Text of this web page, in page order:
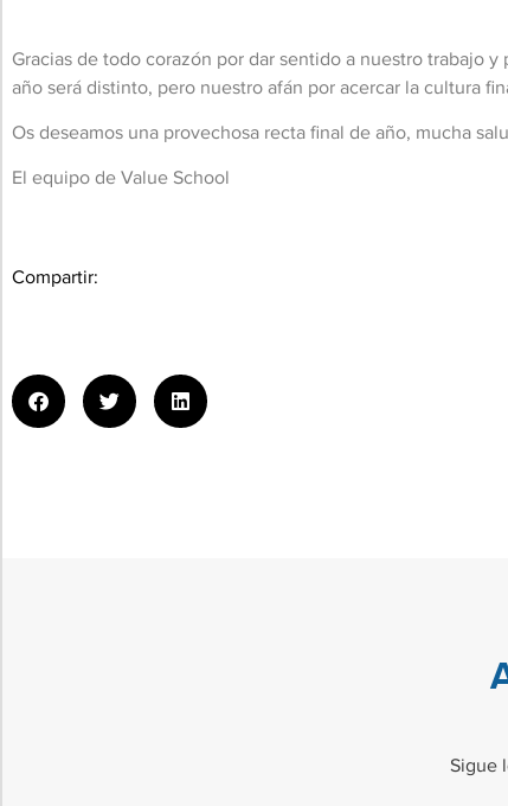
Gracias de todo corazón por dar sentido a nuestro trabajo
año será distinto, pero nuestro afán por acercar la cultura
Os deseamos una provechosa recta final de año, mucha
El equipo de Value School
Compartir:
Sigue